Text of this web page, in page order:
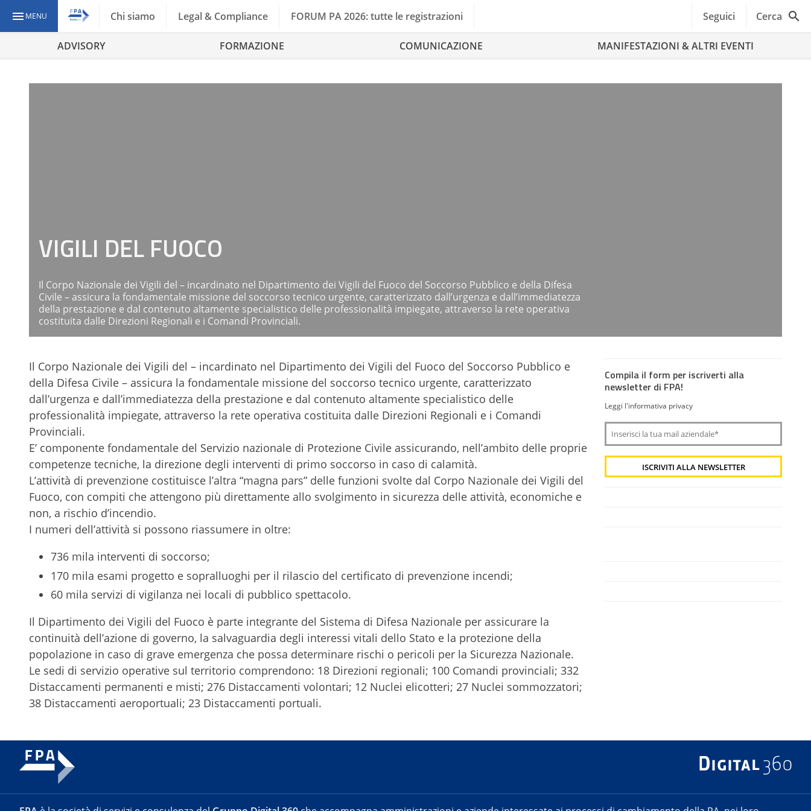
MENU Chi siamo Legal & Compliance FORUM PA 2026: tutte le registrazioni Seguici Cerca
ADVISORY FORMAZIONE COMUNICAZIONE MANIFESTAZIONI & ALTRI EVENTI
VIGILI DEL FUOCO
Il Corpo Nazionale dei Vigili del – incardinato nel Dipartimento dei Vigili del Fuoco del Soccorso Pubblico e della Difesa
Civile – assicura la fondamentale missione del soccorso tecnico urgente, caratterizzato dall’urgenza e dall’immediatezza
della prestazione e dal contenuto altamente specialistico delle professionalità impiegate, attraverso la rete operativa
costituita dalle Direzioni Regionali e i Comandi Provinciali.
Il Corpo Nazionale dei Vigili del – incardinato nel Dipartimento dei Vigili del Fuoco del Soccorso Pubblico e
della Difesa Civile – assicura la fondamentale missione del soccorso tecnico urgente, caratterizzato
dall’urgenza e dall’immediatezza della prestazione e dal contenuto altamente specialistico delle
professionalità impiegate, attraverso la rete operativa costituita dalle Direzioni Regionali e i Comandi
Provinciali.
E’ componente fondamentale del Servizio nazionale di Protezione Civile assicurando, nell’ambito delle proprie
competenze tecniche, la direzione degli interventi di primo soccorso in caso di calamità.
L’attività di prevenzione costituisce l’altra “magna pars” delle funzioni svolte dal Corpo Nazionale dei Vigili del
Fuoco, con compiti che attengono più direttamente allo svolgimento in sicurezza delle attività, economiche e
non, a rischio d’incendio.
I numeri dell’attività si possono riassumere in oltre:
736 mila interventi di soccorso;
170 mila esami progetto e sopralluoghi per il rilascio del certificato di prevenzione incendi;
60 mila servizi di vigilanza nei locali di pubblico spettacolo.
Il Dipartimento dei Vigili del Fuoco è parte integrante del Sistema di Difesa Nazionale per assicurare la
continuità dell’azione di governo, la salvaguardia degli interessi vitali dello Stato e la protezione della
popolazione in caso di grave emergenza che possa determinare rischi o pericoli per la Sicurezza Nazionale.
Le sedi di servizio operative sul territorio comprendono: 18 Direzioni regionali; 100 Comandi provinciali; 332
Distaccamenti permanenti e misti; 276 Distaccamenti volontari; 12 Nuclei elicotteri; 27 Nuclei sommozzatori;
38 Distaccamenti aeroportuali; 23 Distaccamenti portuali.
Compila il form per iscriverti alla
newsletter di FPA!
Leggi l'informativa privacy